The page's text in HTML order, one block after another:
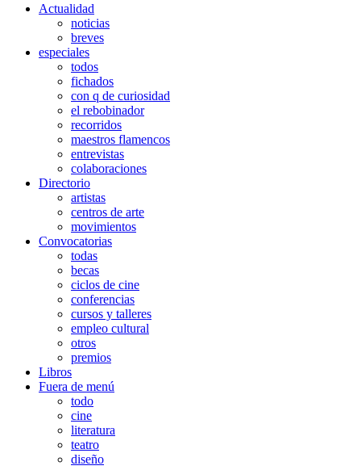
Actualidad
noticias
breves
especiales
todos
fichados
con q de curiosidad
el rebobinador
recorridos
maestros flamencos
entrevistas
colaboraciones
Directorio
artistas
centros de arte
movimientos
Convocatorias
todas
becas
ciclos de cine
conferencias
cursos y talleres
empleo cultural
otros
premios
Libros
Fuera de menú
todo
cine
literatura
teatro
diseño